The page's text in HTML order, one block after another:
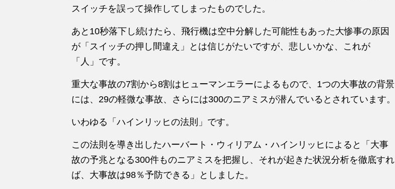
スイッチを誤って操作してしまったものでした。
あと10秒落下し続けたら、飛行機は空中分解した可能性もあった大惨事の原因
が 「スイッチの押し間違え」と は信じがたいですが、悲しいかな、こ れが
「人」です。
重大な事故の7割から8割 は ヒューマンエラーによ る もので、1つの大事故の背景
には、29の軽微な事故、さらには300のニアミス が潜んでいる とされています。
いわゆる 「ハインリッヒの法則」です。
こ の法則を導き出したハーバート・ウィリアム・ハインリッヒによ る と「大事
故の予兆となる300件ものニアミスを把握し、それが起きた状況分析を徹底すれ
ば、大事故は98％予防でき る 」としました。